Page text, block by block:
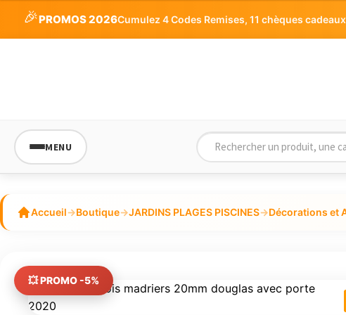
🎉PROMOS 2026Cumulez 4 Codes Remises, 11 chèques
MENU
Accueil→Boutique→JARDINS PLAGES PISCINES→Décorations et
💥 PROMO -5%
était :
est :